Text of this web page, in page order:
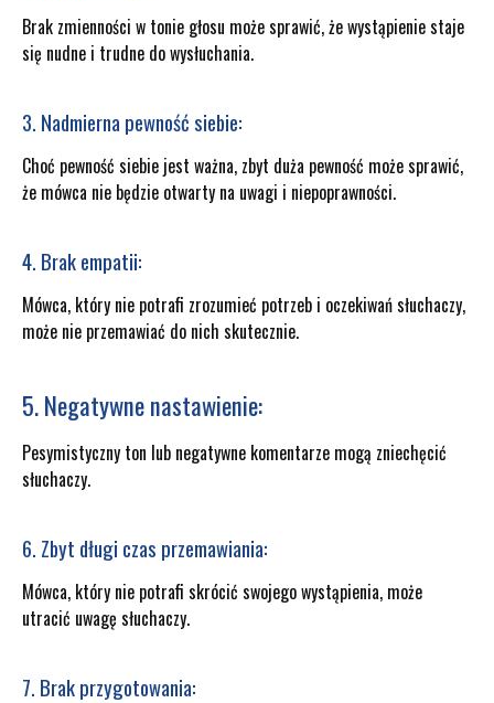
Brak zmienności w tonie głosu może sprawić, że wystąpienie staje
się nudne i trudne do wysłuchania.
3. Nadmierna pewność siebie:
Choć pewność siebie jest ważna, zbyt duża pewność może sprawić,
że mówca nie będzie otwarty na uwagi i niepoprawności.
4. Brak empatii:
Mówca, który nie potrafi zrozumieć potrzeb i oczekiwań słuchaczy,
może nie przemawiać do nich skutecznie.
5. Negatywne nastawienie:
Pesymistyczny ton lub negatywne komentarze mogą zniechęcić
słuchaczy.
6. Zbyt długi czas przemawiania:
Mówca, który nie potrafi skrócić swojego wystąpienia, może
utracić uwagę słuchaczy.
7. Brak przygotowania: